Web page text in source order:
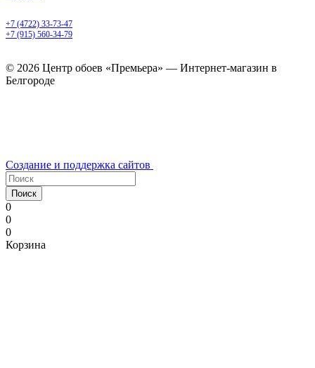
+7 (4722) 33-73-47
+7 (915) 560-34-79
© 2026 Центр обоев «Премьера» — Интернет-магазин в
Белгороде
Создание и поддержка сайтов
Поиск
0
0
0
Корзина